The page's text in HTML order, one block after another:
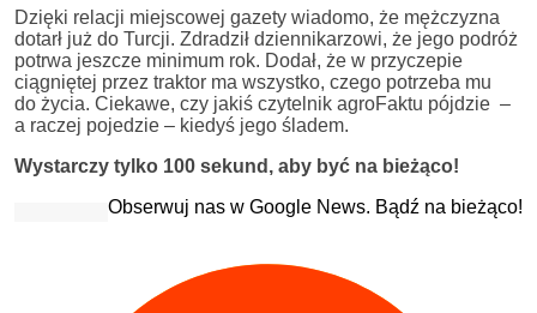
Dzięki relacji miejscowej gazety wiadomo, że mężczyzna
dotarł już do Turcji. Zdradził dziennikarzowi, że jego podróż
potrwa jeszcze minimum rok. Dodał, że w przyczepie
ciągniętej przez traktor ma wszystko, czego potrzeba mu
do życia. Ciekawe, czy jakiś czytelnik agroFaktu pójdzie –
a raczej pojedzie – kiedyś jego śladem.
Wystarczy tylko 100 sekund, aby być na bieżąco!
Obserwuj nas w Google News. Bądź na bieżąco!